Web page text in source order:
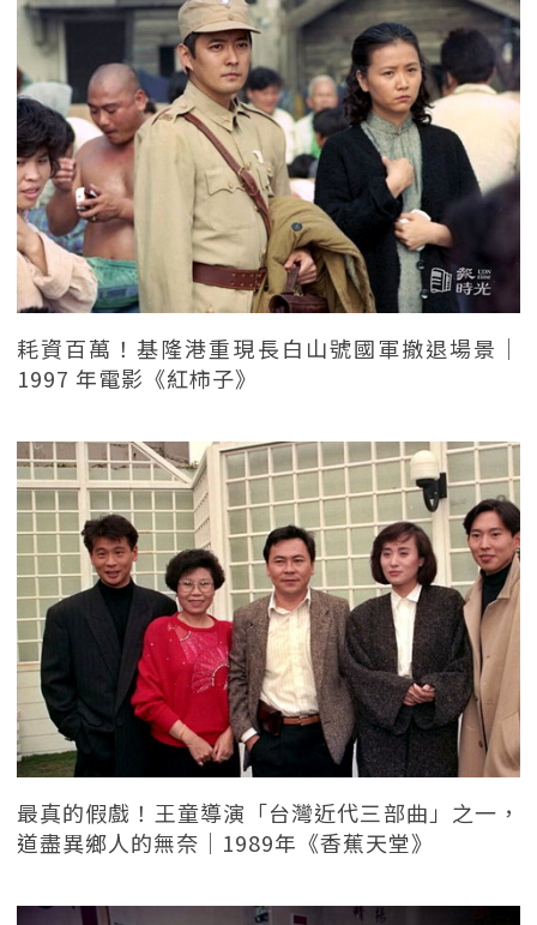
耗資百萬！基隆港重現長白山號國軍撤退場景｜
1997 年電影《紅柿子》
最真的假戲！王童導演「台灣近代三部曲」之一，
道盡異鄉人的無奈｜1989年《香蕉天堂》